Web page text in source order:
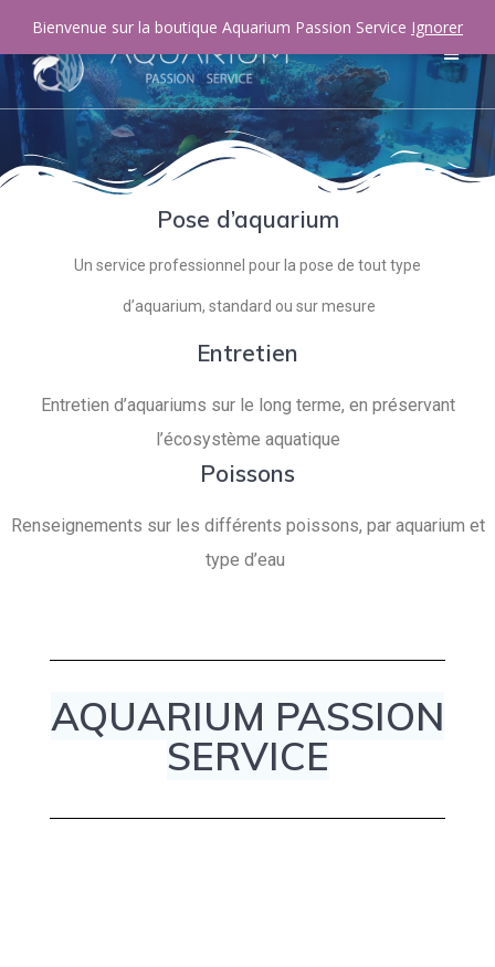
Pose d’aquarium
Un service professionnel pour la pose de tout type
d’aquarium, standard ou sur mesure
Entretien
Entretien d’aquariums sur le long terme, en préservant
l’écosystème aquatique
Poissons
Renseignements sur les différents poissons, par aquarium et
type d’eau
AQUARIUM PASSION
SERVICE
Bienvenue sur la boutique Aquarium Passion Service Ignorer